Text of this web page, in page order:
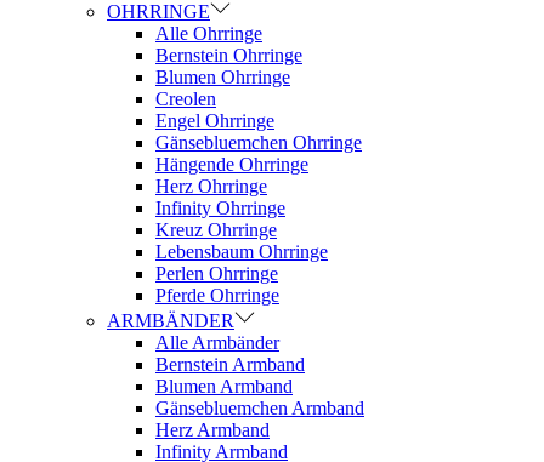
OHRRINGE
Alle Ohrringe
Bernstein Ohrringe
Blumen Ohrringe
Creolen
Engel Ohrringe
Gänsebluemchen Ohrringe
Hängende Ohrringe
Herz Ohrringe
Infinity Ohrringe
Kreuz Ohrringe
Lebensbaum Ohrringe
Perlen Ohrringe
Pferde Ohrringe
ARMBÄNDER
Alle Armbänder
Bernstein Armband
Blumen Armband
Gänsebluemchen Armband
Herz Armband
Infinity Armband